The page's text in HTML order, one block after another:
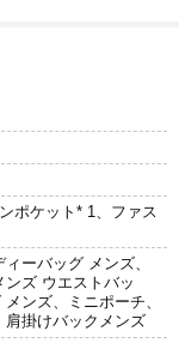
ポケット* 1、ファス
ーバッグ メンズ、
ズ ウエストバッ
ンズ、ミニポーチ、
掛けバックメンズ